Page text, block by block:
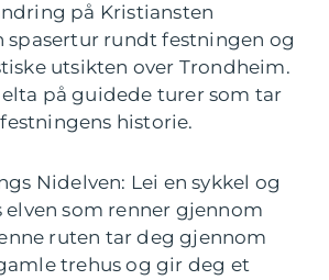
på Kristiansten
spasertur rundt festningen og
utsikten over Trondheim.
på guidede turer som tar
historie.
Nidelven: Lei en sykkel og
elven som renner gjennom
ruten tar deg gjennom
trehus og gir deg et